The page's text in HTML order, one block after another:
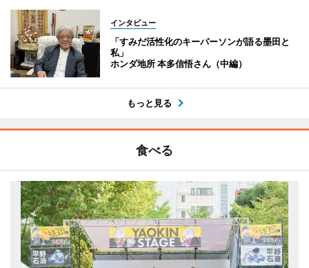
インタビュー
「すみだ活性化のキーパーソンが語る墨田と
私」
ホンダ地所 本多信悟さん（中編）
もっと見る
食べる